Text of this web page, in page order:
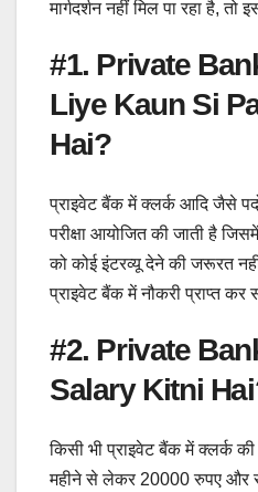
मार्गदर्शन नहीं मिल पा रहा है,
#1. Private
Liye Kaun Si
Hai?
प्राइवेट बैंक में क्लर्क आदि जैसे
परीक्षा आयोजित की जाती है
को कोई इंटरव्यू देने की जरूरत नहीं
प्राइवेट बैंक में नौकरी प्राप्त
#2. Private
Salary Kitni
किसी भी प्राइवेट बैंक में क्लर्क
महीने से लेकर 20000 रुपए और